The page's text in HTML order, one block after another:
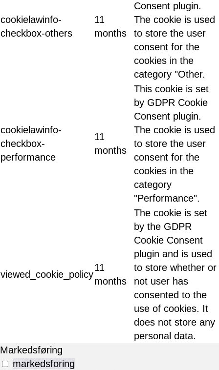
cookielawinfo-
checkbox-others
11
months
Consent plugin.
The cookie is used
to store the user
consent for the
cookies in the
category "Other.
cookielawinfo-
checkbox-
performance
11
months
This cookie is set
by GDPR Cookie
Consent plugin.
The cookie is used
to store the user
consent for the
cookies in the
category
"Performance".
viewed_cookie_policy
11
months
The cookie is set
by the GDPR
Cookie Consent
plugin and is used
to store whether or
not user has
consented to the
use of cookies. It
does not store any
personal data.
Markedsføring
markedsforing